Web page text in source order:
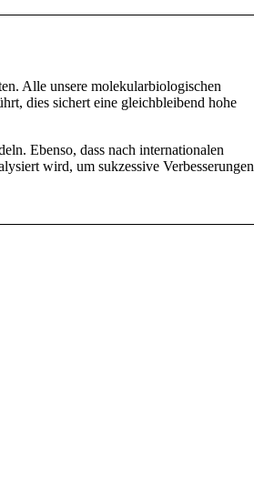
Alle unsere molekularbiologischen
dies sichert eine gleichbleibend hohe
Ebenso, dass nach internationalen
wird, um sukzessive Verbesserungen